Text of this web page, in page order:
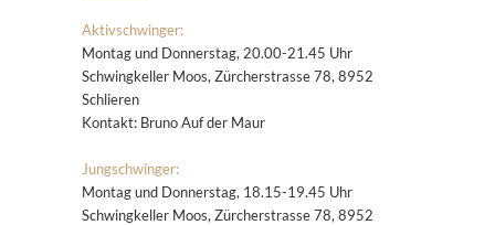
Aktivschwinger:
Montag und Donnerstag, 20.00-21.45 Uhr
Schwingkeller Moos, Zürcherstrasse 78, 8952
Schlieren
Kontakt: Bruno Auf der Maur
Jungschwinger:
Montag und Donnerstag, 18.15-19.45 Uhr
Schwingkeller Moos, Zürcherstrasse 78, 8952